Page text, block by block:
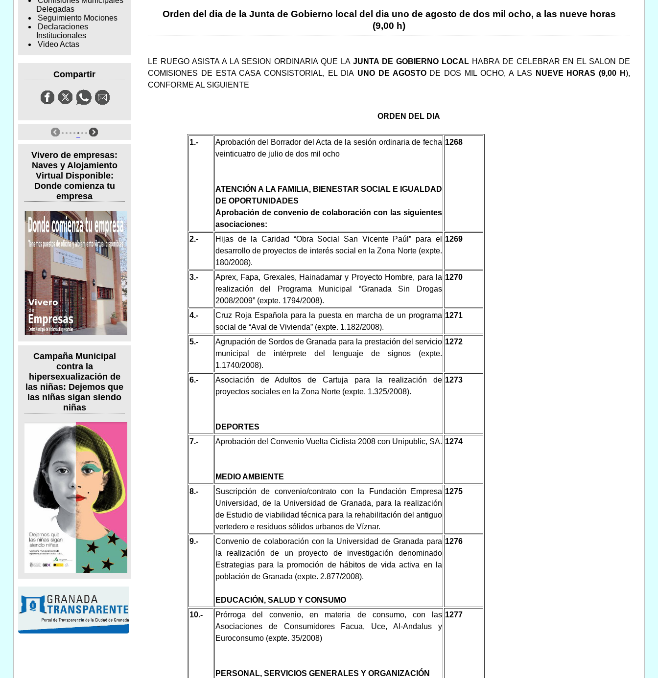
Delegadas
Seguimiento Mociones
Declaraciones
Institucionales
Video Actas
Compartir
Vivero de empresas:
Naves y Alojamiento
Virtual Disponible:
Donde comienza tu
empresa
Campaña Municipal
contra la
hipersexualización de
las niñas: Dejemos que
las niñas sigan siendo
niñas
Orden del dia de la Junta de Gobierno local del dia uno de agosto de dos mil ocho, a las nueve horas
(9,00 h)
LE RUEGO ASISTA A LA SESION ORDINARIA QUE LAJUNTA DE GOBIERNO LOCAL HABRA DE CELEBRAR EN EL SALON DE
COMISIONES DE ESTA CASA CONSISTORIAL, EL DIA UNO DE AGOSTO DE DOS MIL OCHO, A LAS NUEVE HORAS (9,00 H),
CONFORME AL SIGUIENTE
ORDEN DEL DIA
1.-
Aprobación del Borrador del Acta de la sesión ordinaria de fecha
veinticuatro de julio de dos mil ocho
ATENCIÓN A LA FAMILIA, BIENESTAR SOCIAL E IGUALDAD
DE OPORTUNIDADES
Aprobación de convenio de colaboración con las siguientes
asociaciones:
1268
2.-
Hijas de la Caridad “Obra Social San Vicente Paúl” para el
desarrollo de proyectos de interés social en la Zona Norte (expte.
180/2008).
1269
3.-
Aprex, Fapa, Grexales, Hainadamar y Proyecto Hombre, para la
realización del Programa Municipal “Granada Sin Drogas
2008/2009” (expte. 1794/2008).
1270
4.-
Cruz Roja Española para la puesta en marcha de un programa
social de “Aval de Vivienda” (expte. 1.182/2008).
1271
5.-
Agrupación de Sordos de Granada para la prestación del servicio
municipal de intérprete del lenguaje de signos (expte.
1.1740/2008).
1272
6.-
Asociación de Adultos de Cartuja para la realización de
proyectos sociales en la Zona Norte (expte. 1.325/2008).
DEPORTES
1273
7.- Aprobación del Convenio Vuelta Ciclista 2008 con Unipublic, SA.
MEDIO AMBIENTE
1274
8.-
Suscripción de convenio/contrato con la Fundación Empresa
Universidad, de la Universidad de Granada, para la realización
de Estudio de viabilidad técnica para la rehabilitación del antiguo
vertedero e residuos sólidos urbanos de Víznar.
1275
9.-
Convenio de colaboración con la Universidad de Granada para
la realización de un proyecto de investigación denominado
Estrategias para la promoción de hábitos de vida activa en la
población de Granada (expte. 2.877/2008).
EDUCACIÓN, SALUD Y CONSUMO
1276
10.-
Prórroga del convenio, en materia de consumo, con las
Asociaciones de Consumidores Facua, Uce, Al-Andalus y
Euroconsumo (expte. 35/2008)
PERSONAL, SERVICIOS GENERALES Y ORGANIZACIÓN
1277